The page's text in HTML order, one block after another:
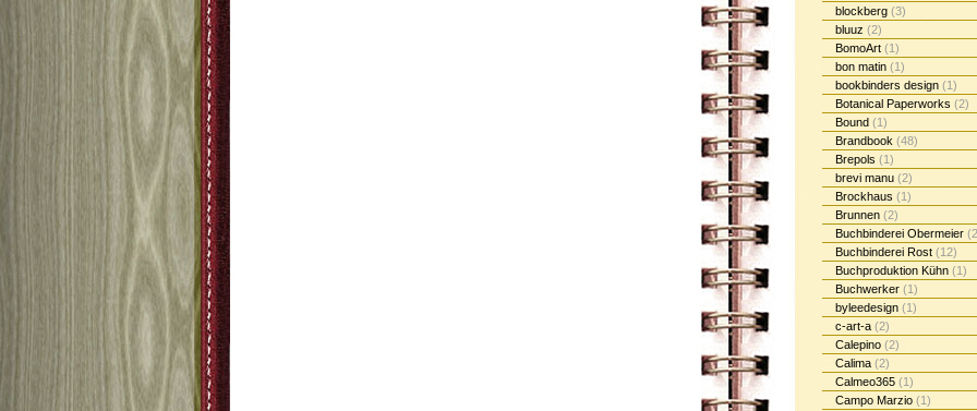
blockberg (3)
bluuz (2)
BomoArt (1)
bon matin (1)
bookbinders design (1)
Botanical Paperworks (2)
Bound (1)
Brandbook (48)
Brepols (1)
brevi manu (2)
Brockhaus (1)
Brunnen (2)
Buchbinderei Obermeier
Buchbinderei Rost (12)
Buchproduktion Kühn (1)
Buchwerker (1)
byleedesign (1)
c-art-a (2)
Calepino (2)
Calima (2)
Calmeo365 (1)
Campo Marzio (1)